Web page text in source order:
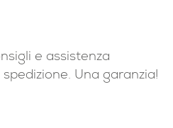
e assistenza
Una garanzia!